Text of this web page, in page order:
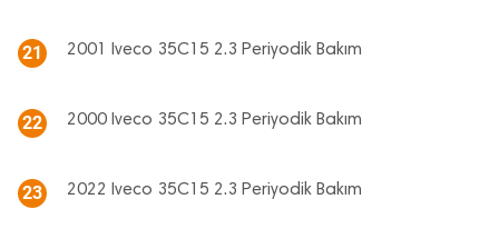
21 2001 Iveco 35C15 2.3 Periyodik Bakım
22 2000 Iveco 35C15 2.3 Periyodik Bakım
23 2022 Iveco 35C15 2.3 Periyodik Bakım